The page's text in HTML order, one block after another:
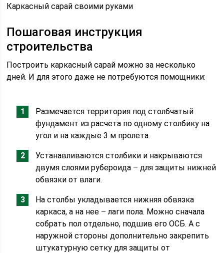
Каркасный сарай своими руками
Пошаговая инструкция
строительства
Построить каркасный сарай можно за несколько
дней. И для этого даже не потребуются помощники:
Размечается территория под столбчатый
фундамент из расчета по одному столбику на
угол и на каждые 3 м пролета.
Устанавливаются столбики и накрываются
двумя слоями рубероида – для защиты нижней
обвязки от влаги.
На столбы укладывается нижняя обвязка
каркаса, а на нее – лаги пола. Можно сначала
собрать пол отдельно, подшив его ОСБ. А с
наружной стороны дополнительно закрепить
штукатурную сетку для защиты от